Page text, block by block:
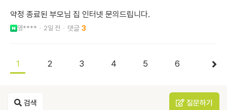
약정 종료된 부모님 집 인터넷 문의드립니다.
영**** 2일 전 3
1 2 3 4 5 6
검색 질문하기